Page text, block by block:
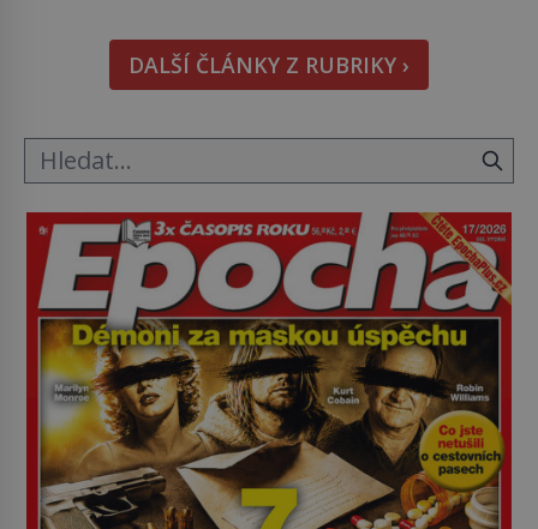
nikdo dlouho nedostane. Až jednou se na letišti
ozve věta, která změní […]
DALŠÍ ČLÁNKY Z RUBRIKY ›